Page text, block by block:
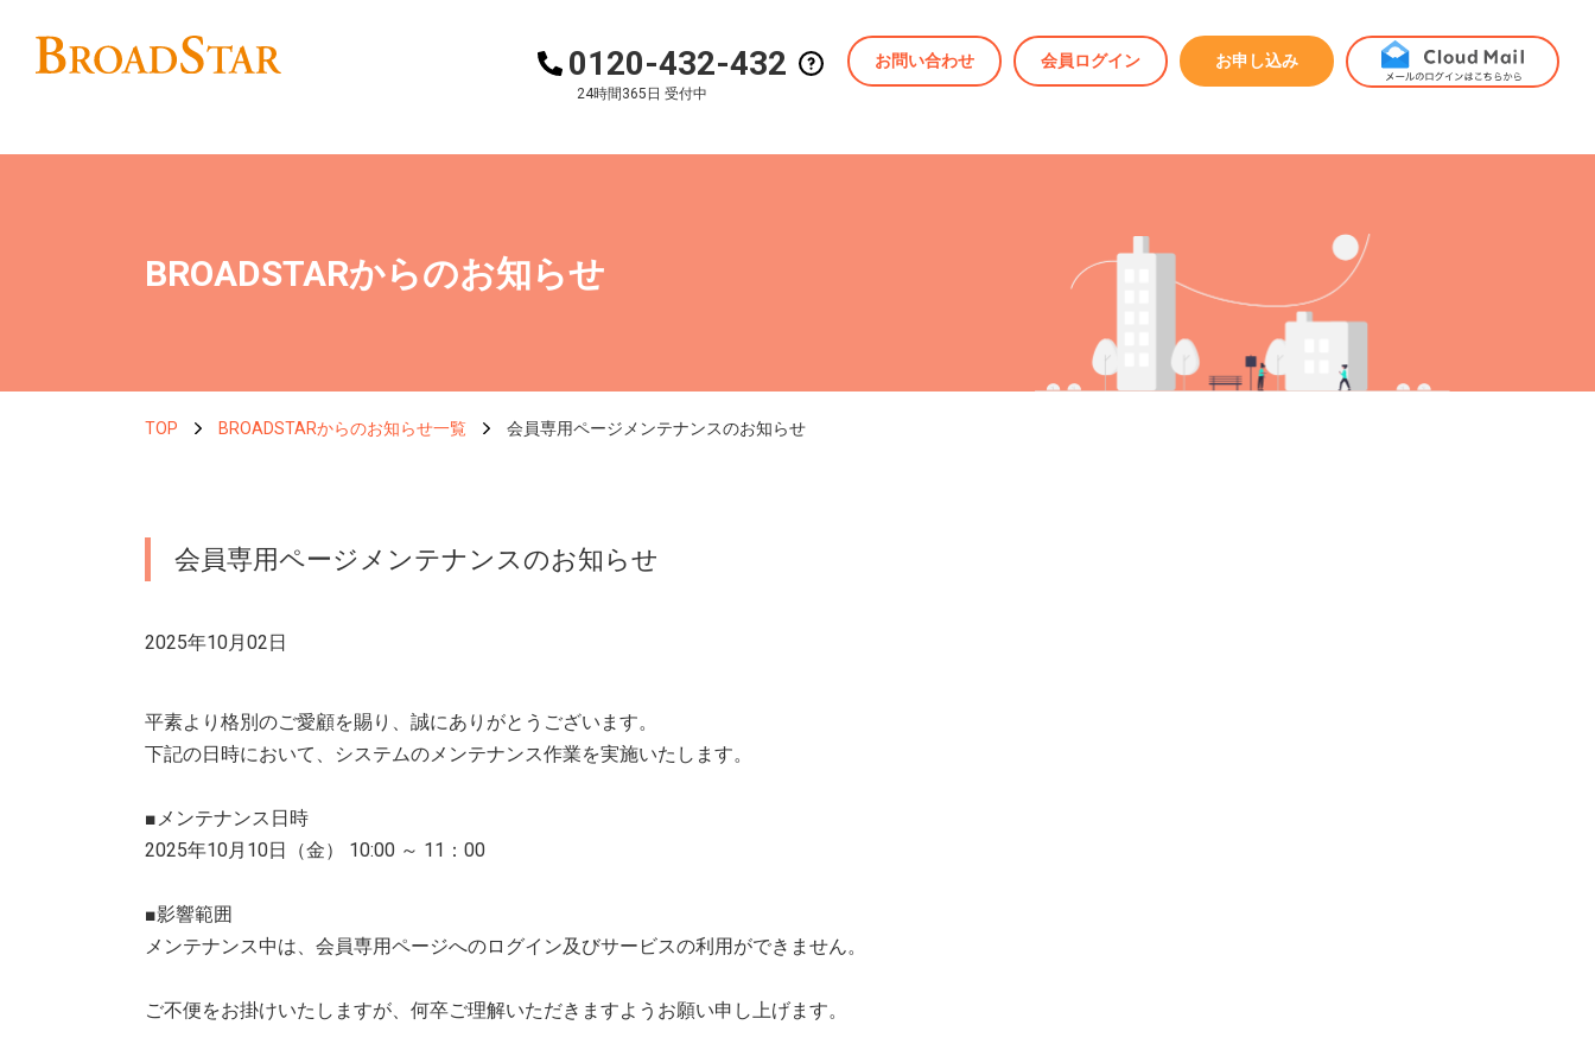
0120-432-432
24時間365日 受付中
お問い合わせ 会員ログイン お申し込み
BROADSTARからのお知らせ
TOP BROADSTARからのお知らせ一覧 会員専用ページメンテナンスのお知らせ
会員専用ページメンテナンスのお知らせ
2025年10月02日
平素より格別のご愛顧を賜り、誠にありがとうございます。
下記の日時において、システムのメンテナンス作業を実施いたします。
■メンテナンス日時
2025年10月10日（金） 10:00 ～ 11：00
■影響範囲
メンテナンス中は、会員専用ページへのログイン及びサービスの利用ができません。
ご不便をお掛けいたしますが、何卒ご理解いただきますようお願い申し上げます。